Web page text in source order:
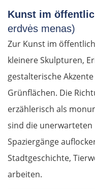
Kunst im
erdvės menas)
Zur Kunst im
kleinere Skulpturen,
gestalterische
Grünflächen. Die
erzählerisch als
sind die unerwarteten
Spaziergänge
Stadtgeschichte,
arbeiten.